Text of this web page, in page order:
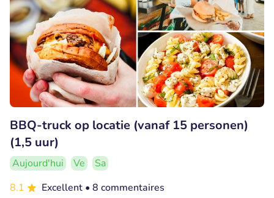
BBQ-truck op locatie (vanaf 15 personen)
(1,5 uur)
Aujourd'hui Ve
Sa
8.1
Excellent • 8 commentaires